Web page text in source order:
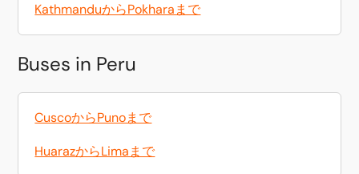
KathmanduからPokharaまで
Buses in Peru
CuscoからPunoまで
HuarazからLimaまで